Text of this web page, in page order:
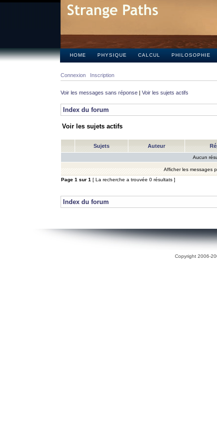
HOME PHYSIQUE CALCUL PHILOSOPHIE
Connexion Inscription
Voir les messages sans réponse | Voir les sujets actifs
Index du forum
Voir les sujets actifs
Sujets Auteur
Aucun
Afficher les messages
Page 1 sur 1 [ La recherche a trouvée 0 résultats ]
Index du forum
Copyright 2006-